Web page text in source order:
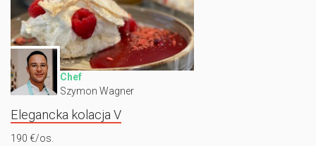
Chef
Szymon Wagner
Elegancka kolacja V
190 €/os.